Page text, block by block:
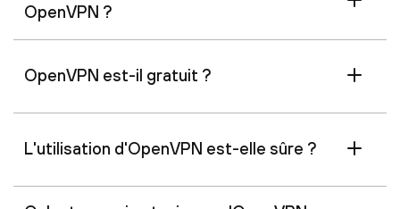
OpenVPN ?
OpenVPN est-il gratuit ?
L'utilisation d'OpenVPN est-elle sûre ?